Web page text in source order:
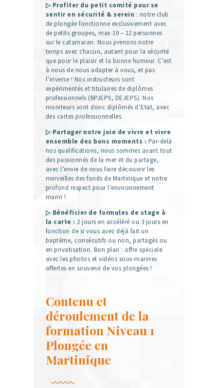
▷ Profiter du petit comité pour se
sentir en sécurité & serein : notre club
de plongée fonctionne exclusivement avec
de petits groupes, max 10 – 12 personnes
sur le catamaran. Nous prenons notre
temps avec chacun, autant pour la sécurité
que pour le plaisir et la bonne humeur. C’est
à nous de nous adapter à vous, et pas
l’inverse ! Nos instructeurs sont
expérimentés et titulaires de diplômes
professionnels (BPJEPS, DEJEPS). Nos
moniteurs sont donc diplômés d’Etat, avec
des cartes professionnelles.
▷ Partager notre joie de vivre et vivre
ensemble des bons moments : Par-delà
nos qualifications, nous sommes avant tout
des passionnés de la mer et du partage,
avec l’envie de vous faire découvrir les
merveilles des fonds de Martinique et notre
profond respect pour l’environnement
marin !
▷ Bénéficier de formules de stage à
la carte : 2 jours en accéléré ou 3 jours en
fonction de si vous avez déjà fait un
baptême, consécutifs ou non, partagés ou
en privatisation. Bon plan : offre spéciale
avec les photos et vidéos sous-marines
offertes en souvenir de vos plongées !
Contenu et
déroulement de la
formation Niveau 1
Plongée en
Martinique